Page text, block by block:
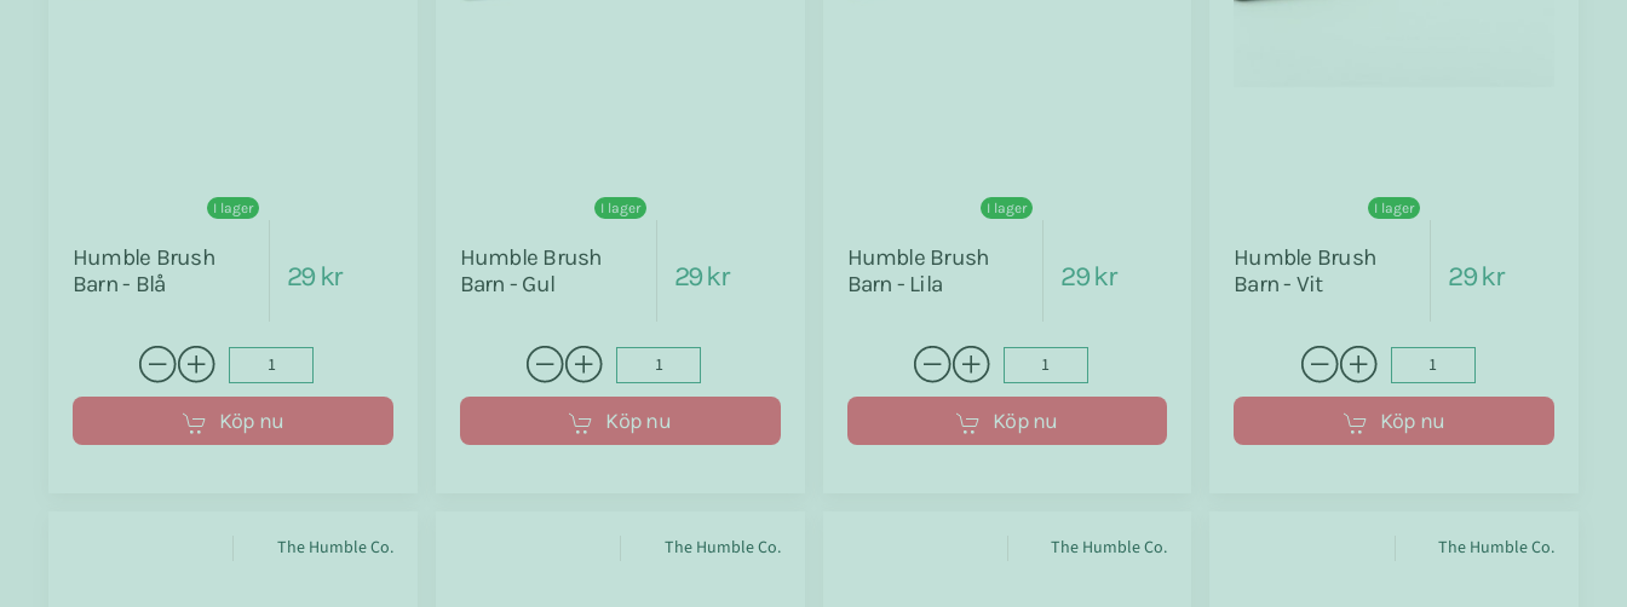
I lager
Humble Brush
Barn - Blå
29 kr
Köp nu
I lager
Humble Brush
Barn - Gul
29 kr
Köp nu
I lager
Humble Brush
Barn - Lila
29 kr
Köp nu
I lager
Humble Brush
Barn - Vit
29 kr
Köp nu
The Humble Co. The Humble Co. The Humble Co. The Humble Co.